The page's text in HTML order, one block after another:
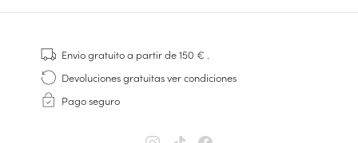
Zapatillas
Cosido Goodyear
Derbies y Richelieu
Zapatos Richelieu Hombre
Envio gratuitoa partir de 150 € .
Devoluciones gratuitasver condiciones
Pago seguro